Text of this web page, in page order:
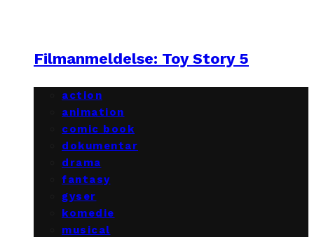
Filmanmeldelse: Toy Story 5
action
animation
comic book
dokumentar
drama
fantasy
gyser
komedie
musical